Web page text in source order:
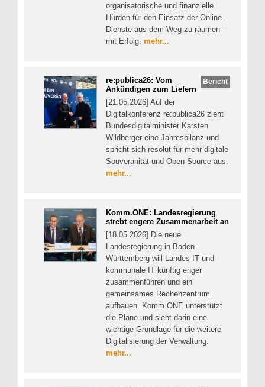
organisatorische und finanzielle
Hürden für den Einsatz der Online-
Dienste aus dem Weg zu räumen –
mit Erfolg. mehr...
Bericht
re:publica26: Vom
Ankündigen zum Liefern
[21.05.2026] Auf der
Digitalkonferenz re:publica26 zieht
Bundesdigitalminister Karsten
Wildberger eine Jahresbilanz und
spricht sich resolut für mehr digitale
Souveränität und Open Source aus.
mehr...
Komm.ONE: Landesregierung
strebt engere Zusammenarbeit an
[18.05.2026] Die neue
Landesregierung in Baden-
Württemberg will Landes-IT und
kommunale IT künftig enger
zusammenführen und ein
gemeinsames Rechenzentrum
aufbauen. Komm.ONE unterstützt
die Pläne und sieht darin eine
wichtige Grundlage für die weitere
Digitalisierung der Verwaltung.
mehr...